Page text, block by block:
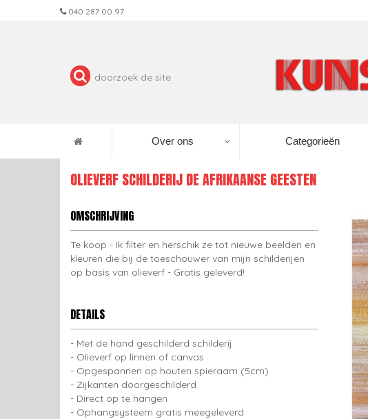
040 287 00 97
Over ons Categorieën
OLIEVERF SCHILDERIJ DE AFRIKAANSE GEESTEN
OMSCHRIJVING
Te koop - Ik filter en herschik ze tot nieuwe beelden en
kleuren die bij de toeschouwer van mijn schilderijen
op basis van olieverf - Gratis geleverd!
DETAILS
Met de hand geschilderd schilderij
Olieverf op linnen of canvas
Opgespannen op houten spieraam (5cm)
Zijkanten doorgeschilderd
Direct op te hangen
Ophangsysteem gratis meegeleverd